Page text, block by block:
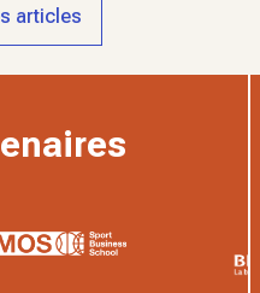
articles